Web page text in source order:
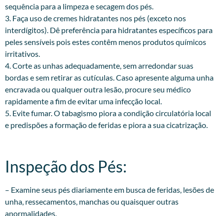
sequência para a limpeza e secagem dos pés.
3. Faça uso de cremes hidratantes nos pés (exceto nos
interdígitos). Dê preferência para hidratantes específicos para
peles sensíveis pois estes contêm menos produtos químicos
irritativos.
4. Corte as unhas adequadamente, sem arredondar suas
bordas e sem retirar as cutículas. Caso apresente alguma unha
encravada ou qualquer outra lesão, procure seu médico
rapidamente a fim de evitar uma infecção local.
5. Evite fumar. O tabagismo piora a condição circulatória local
e predispões a formação de feridas e piora a sua cicatrização.
Inspeção dos Pés:​
– Examine seus pés diariamente em busca de feridas, lesões de
unha, ressecamentos, manchas ou quaisquer outras
anormalidades.